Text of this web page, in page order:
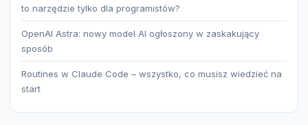
to narzędzie tylko dla programistów?
OpenAI Astra: nowy model AI ogłoszony w zaskakujący
sposób
Routines w Claude Code – wszystko, co musisz wiedzieć na
start